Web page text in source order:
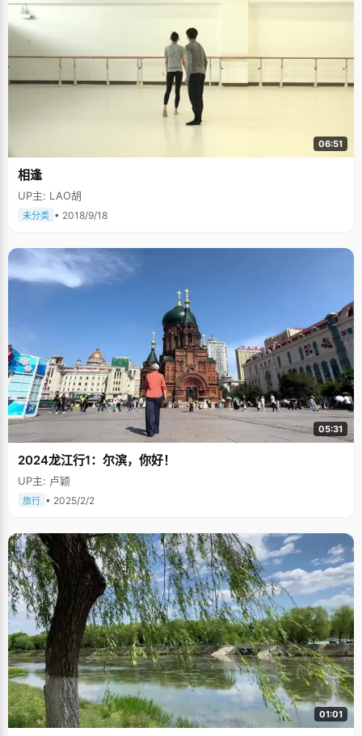
06:51
相逢
UP主: LAO胡
未分类 • 2018/9/18
05:31
2024龙江行1：尔滨，你好！
UP主: 卢颖
旅行 • 2025/2/2
01:01